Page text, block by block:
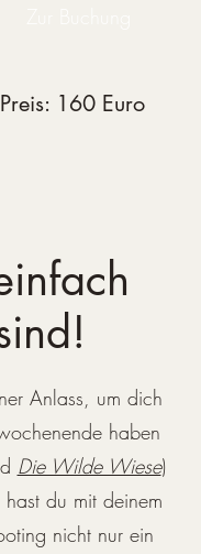
Preis: 160 Euro
Anlass, um dich
haben
Die Wilde Wiese)
du mit deinem
nicht nur ein